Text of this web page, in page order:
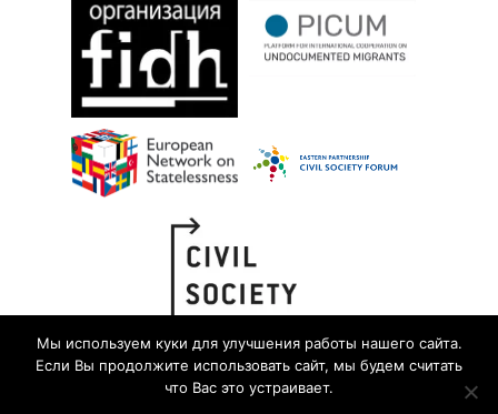
Мы используем куки для улучшения работы нашего сайта.
Если Вы продолжите использовать сайт, мы будем считать
что Вас это устраивает.